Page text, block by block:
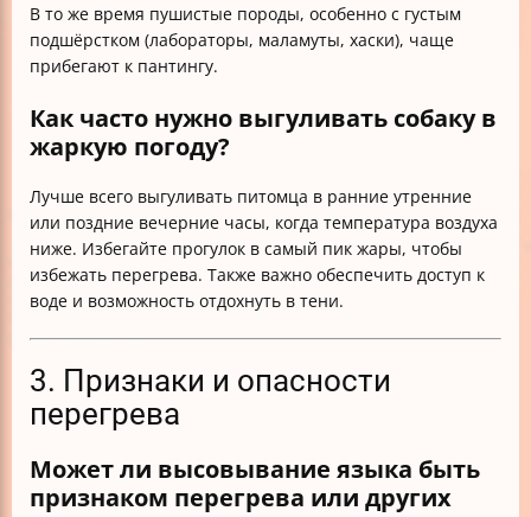
В то же время пушистые породы, особенно с густым
подшёрстком (лабораторы, маламуты, хаски), чаще
прибегают к пантингу.
Как часто нужно выгуливать собаку в
жаркую погоду?
Лучше всего выгуливать питомца в ранние утренние
или поздние вечерние часы, когда температура воздуха
ниже. Избегайте прогулок в самый пик жары, чтобы
избежать перегрева. Также важно обеспечить доступ к
воде и возможность отдохнуть в тени.
3. Признаки и опасности
перегрева
Может ли высовывание языка быть
признаком перегрева или других